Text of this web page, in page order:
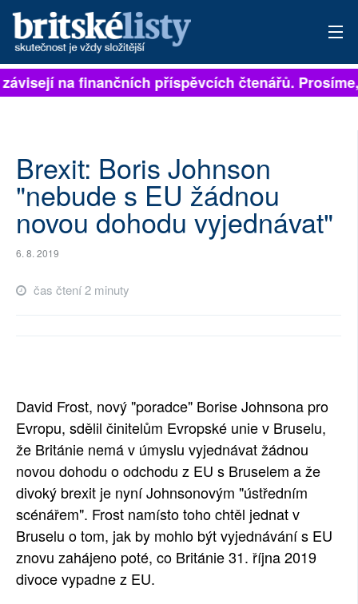
PŘIHLÁSIT
ARCHIV
ROZHOVORY
TÉMATA
RUBRIKY
PLNÁ VERZE STRÁNEK
na finančních příspěvcích čtenářů.
Brexit: Boris Johnson
"nebude s EU žádnou
novou dohodu vyjednávat"
6. 8. 2019
čas čtení 2 minuty
David Frost, nový "poradce" Borise Johnsona pro
Evropu, sdělil činitelům Evropské unie v Bruselu,
že Británie nemá v úmyslu vyjednávat žádnou
novou dohodu o odchodu z EU s Bruselem a že
divoký brexit je nyní Johnsonovým "ústředním
scénářem". Frost namísto toho chtěl jednat v
Bruselu o tom, jak by mohlo být vyjednávání s EU
znovu zahájeno poté, co Británie 31. října 2019
divoce vypadne z EU.